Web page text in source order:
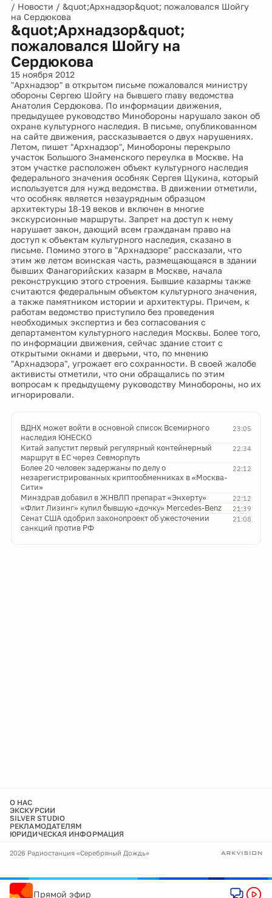
/ Новости / &quot;Архнадзор&quot; пожаловался Шойгу
на Сердюкова
&quot;Архнадзор&quot;
пожаловался Шойгу на
Сердюкова
15 ноября 2012
"Архнадзор" в открытом письме пожаловался министру
обороны Сергею Шойгу на бывшего главу ведомства
Анатолия Сердюкова. По информации движения,
предыдущее руководство Минобороны нарушало закон об
охране культурного наследия. В письме, опубликованном
на сайте движения, рассказывается о двух нарушениях.
Летом, пишет "Архнадзор", Минобороны перекрыло
участок Большого Знаменского переулка в Москве. На
этом участке расположен объект культурного наследия
федерального значения особняк Сергея Щукина, который
используется для нужд ведомства. В движении отметили,
что особняк является незаурядным образцом
архитектуры 18-19 веков и включен в многие
экскурсионные маршруты. Запрет на доступ к нему
нарушает закон, дающий всем гражданам право на
доступ к объектам культурного наследия, сказано в
письме. Помимо этого в "Архнадзоре" рассказали, что
этим же летом воинская часть, размещающаяся в здании
бывших Фанагорийских казарм в Москве, начала
реконструкцию этого строения. Бывшие казармы также
считаются федеральным объектом культурного значения,
а также памятником истории и архитектуры. Причем, к
работам ведомство приступило без проведения
необходимых экспертиз и без согласования с
департаментом культурного наследия Москвы. Более того,
по информации движения, сейчас здание стоит с
открытыми окнами и дверьми, что, по мнению
"Архнадзора", угрожает его сохранности. В своей жалобе
активисты отметили, что они обращались по этим
вопросам к предыдущему руководству Минобороны, но их
игнорировали.
23:05
ВДНХ может войти в основной список Всемирного
наследия ЮНЕСКО
22:34
Китай запустит первый регулярный контейнерный
маршрут в ЕС через Севморпуть
22:12
Более 20 человек задержаны по делу о
незарегистрированных криптообменниках в «Москва-
Сити»
22:12
Минздрав добавил в ЖНВЛП препарат «Энхерту»
21:39
«Флит Лизинг» купил бывшую «дочку» Mercedes-Benz
21:08
Сенат США одобрил законопроект об ужесточении
санкций против РФ
О НАС
ЭКСКУРСИИ
SILVER STUDIO
РЕКЛАМОДАТЕЛЯМ
ЮРИДИЧЕСКАЯ ИНФОРМАЦИЯ
2026 Радиостанция «Серебряный Дождь»
Прямой эфир